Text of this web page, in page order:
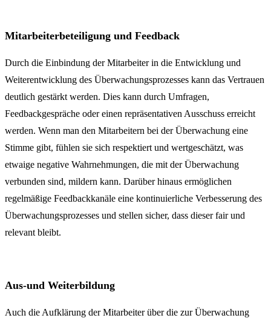
Mitarbeiterbeteiligung und Feedback
Durch die Einbindung der Mitarbeiter in die Entwicklung und
Weiterentwicklung des Überwachungsprozesses kann das Vertrauen
deutlich gestärkt werden. Dies kann durch Umfragen,
Feedbackgespräche oder einen repräsentativen Ausschuss erreicht
werden. Wenn man den Mitarbeitern bei der Überwachung eine
Stimme gibt, fühlen sie sich respektiert und wertgeschätzt, was
etwaige negative Wahrnehmungen, die mit der Überwachung
verbunden sind, mildern kann. Darüber hinaus ermöglichen
regelmäßige Feedbackkanäle eine kontinuierliche Verbesserung des
Überwachungsprozesses und stellen sicher, dass dieser fair und
relevant bleibt.
Aus-und Weiterbildung
Auch die Aufklärung der Mitarbeiter über die zur Überwachung